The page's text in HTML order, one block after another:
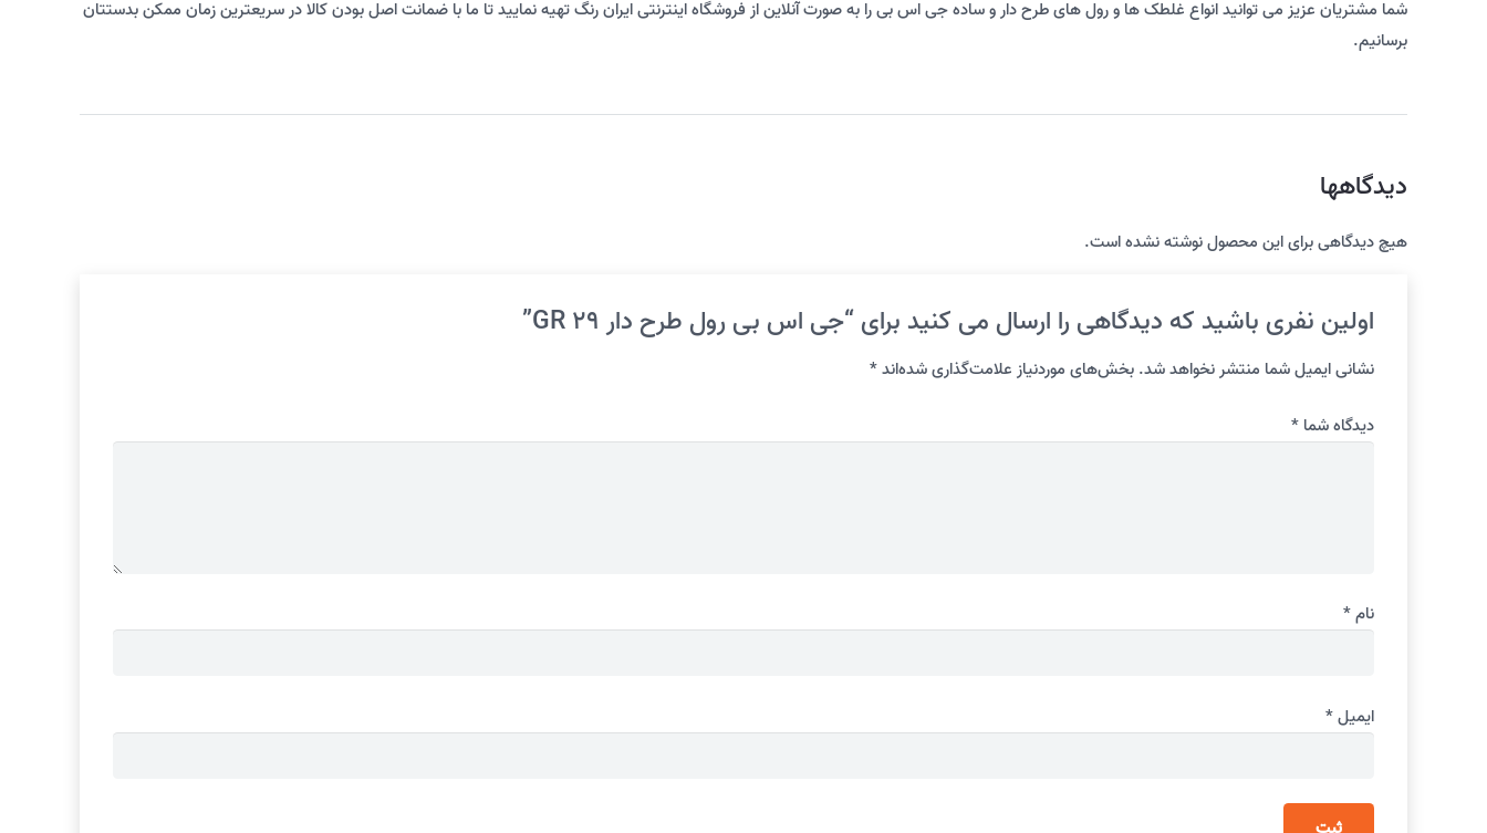
شما مشتریان عزیز می توانید انواع غلطک ها و رول های طرح دار و ساده جی اس بی را به صورت آنلاین از فروشگاه اینترنتی ایران رنگ تهیه نمایید تا ما با ضمانت اصل بودن کالا در سریعترین زمان ممکن بدستتان
برسانیم.
دیدگاهها
هیچ دیدگاهی برای این محصول نوشته نشده است.
اولین نفری باشید که دیدگاهی را ارسال می کنید برای “جی اس بی رول طرح دار GR 29”
نشانی ایمیل شما منتشر نخواهد شد. بخش‌های موردنیاز علامت‌گذاری شده‌اند*
دیدگاه شما *
نام*
ایمیل*